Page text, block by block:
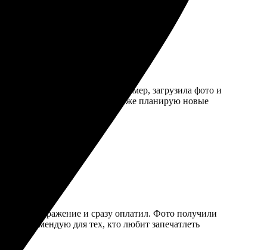
несколько минут. Выбрала размер, загрузила фото и
Пользоваться было приятно. Уже планирую новые
изображение и сразу оплатил. Фото получили
Рекомендую для тех, кто любит запечатлеть